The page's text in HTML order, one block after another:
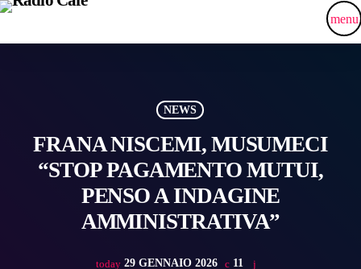
menu
NEWS
FRANA NISCEMI, MUSUMECI
“STOP PAGAMENTO MUTUI,
PENSO A INDAGINE
AMMINISTRATIVA”
today 29 GENNAIO 2026 11